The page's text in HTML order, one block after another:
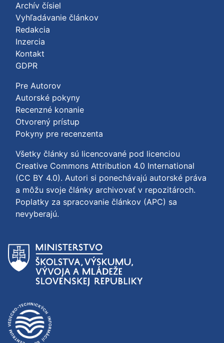
Archív čísiel
Vyhľadávanie článkov
Redakcia
Inzercia
Kontakt
GDPR
Pre Autorov
Autorské pokyny
Recenzné konanie
Otvorený prístup
Pokyny pre recenzenta
Všetky články sú licencované pod licenciou
Creative Commons Attribution 4.0 International
(CC BY 4.0). Autori si ponechávajú autorské práva
a môžu svoje články archivovať v repozitároch.
Poplatky za spracovanie článkov (APC) sa
nevyberajú.